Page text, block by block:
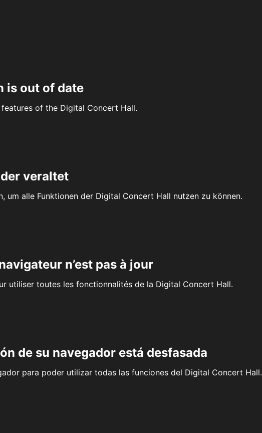
is out of date
of the Digital Concert Hall.
veraltet
um alle Funktionen der Digital Concert Hall nutzen zu können.
n’est pas à jour
utiliser toutes les fonctionnalités de la Digital Concert Hall.
de su navegador está desfasada
para poder utilizar todas las funciones del Digital Concert Hall.